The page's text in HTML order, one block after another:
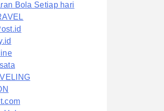
Bola Setiap hari